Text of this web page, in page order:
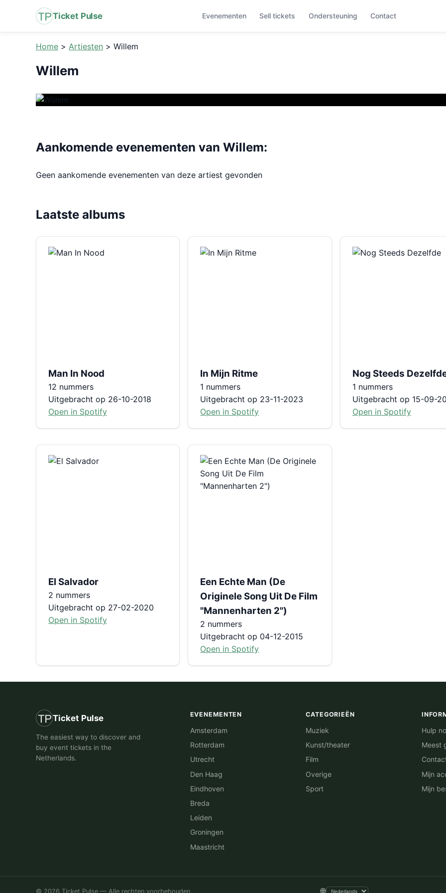
Ticket Pulse Evenementen Sell tickets Ondersteuning Contact
Home > Artiesten > Willem
Willem
Aankomende evenementen van Willem:
Geen aankomende evenementen van deze artiest gevonden
Laatste albums
Man In Nood
12 nummers
Uitgebracht op 26-10-2018
Open in Spotify
In Mijn Ritme
1 nummers
Uitgebracht op 23-11-2023
Open in Spotify
Nog Steeds
1 nummers
Uitgebracht op 15-09-
Open in Spotify
El Salvador
2 nummers
Uitgebracht op 27-02-2020
Open in Spotify
Een Echte Man (De
Originele Song Uit De Film
"Mannenharten 2")
2 nummers
Uitgebracht op 04-12-2015
Open in Spotify
Ticket Pulse
The easiest way to discover and
buy event tickets in the
Netherlands.
EVENEMENTEN
Amsterdam
Rotterdam
Utrecht
Den Haag
Eindhoven
Breda
Leiden
Groningen
Maastricht
CATEGORIEËN
Muziek
Kunst/theater
Film
Overige
Sport
Hulp
Meest
Mijn
Mijn
© 2026 Ticket Pulse — Alle rechten voorbehouden